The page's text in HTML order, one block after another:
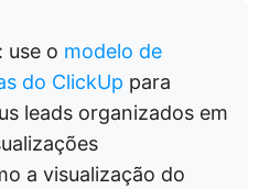
: use o modelo de
do ClickUp para
leads organizados em
a visualização do